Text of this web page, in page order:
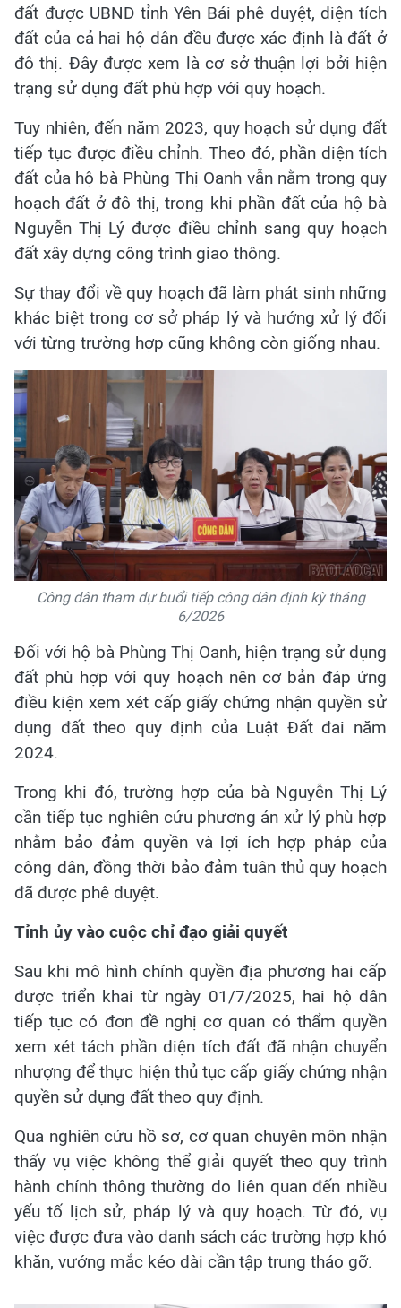
đất được UBND tỉnh Yên Bái phê duyệt, diện tích
đất của cả hai hộ dân đều được xác định là đất ở
đô thị. Đây được xem là cơ sở thuận lợi bởi hiện
trạng sử dụng đất phù hợp với quy hoạch.
Tuy nhiên, đến năm 2023, quy hoạch sử dụng đất
tiếp tục được điều chỉnh. Theo đó, phần diện tích
đất của hộ bà Phùng Thị Oanh vẫn nằm trong quy
hoạch đất ở đô thị, trong khi phần đất của hộ bà
Nguyễn Thị Lý được điều chỉnh sang quy hoạch
đất xây dựng công trình giao thông.
Sự thay đổi về quy hoạch đã làm phát sinh những
khác biệt trong cơ sở pháp lý và hướng xử lý đối
với từng trường hợp cũng không còn giống nhau.
Công dân tham dự buổi tiếp công dân định kỳ tháng
6/2026
Đối với hộ bà Phùng Thị Oanh, hiện trạng sử dụng
đất phù hợp với quy hoạch nên cơ bản đáp ứng
điều kiện xem xét cấp giấy chứng nhận quyền sử
dụng đất theo quy định của Luật Đất đai năm
2024.
Trong khi đó, trường hợp của bà Nguyễn Thị Lý
cần tiếp tục nghiên cứu phương án xử lý phù hợp
nhằm bảo đảm quyền và lợi ích hợp pháp của
công dân, đồng thời bảo đảm tuân thủ quy hoạch
đã được phê duyệt.
Tỉnh ủy vào cuộc chỉ đạo giải quyết
Sau khi mô hình chính quyền địa phương hai cấp
được triển khai từ ngày 01/7/2025, hai hộ dân
tiếp tục có đơn đề nghị cơ quan có thẩm quyền
xem xét tách phần diện tích đất đã nhận chuyển
nhượng để thực hiện thủ tục cấp giấy chứng nhận
quyền sử dụng đất theo quy định.
Qua nghiên cứu hồ sơ, cơ quan chuyên môn nhận
thấy vụ việc không thể giải quyết theo quy trình
hành chính thông thường do liên quan đến nhiều
yếu tố lịch sử, pháp lý và quy hoạch. Từ đó, vụ
việc được đưa vào danh sách các trường hợp khó
khăn, vướng mắc kéo dài cần tập trung tháo gỡ.